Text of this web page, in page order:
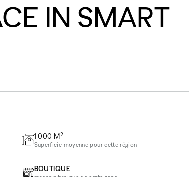
IN SMART
1 000 M2
Superficie moyenne pour cette région
BOUTIQUE